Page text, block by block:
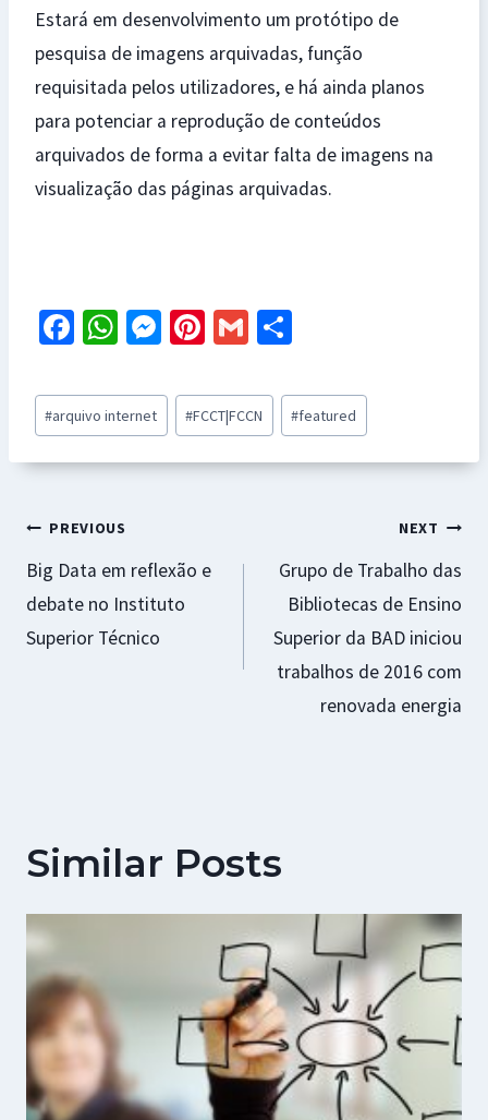
Estará em desenvolvimento um protótipo de
pesquisa de imagens arquivadas, função
requisitada pelos utilizadores, e há ainda planos
para potenciar a reprodução de conteúdos
arquivados de forma a evitar falta de imagens na
visualização das páginas arquivadas.
Fa
b
o
o
W
at
sA
p
M
se
n
ge
Pi
er
es
t
G
ai
l
ar
e
Post
Tags:
#arquivo internet #FCCT|FCCN #featured
Navegação
de
artigos
PREVIOUS
Big Data em reflexão e
debate no Instituto
Superior Técnico
NEXT
Grupo de Trabalho das
Bibliotecas de Ensino
Superior da BAD iniciou
trabalhos de 2016 com
renovada energia
Similar Posts